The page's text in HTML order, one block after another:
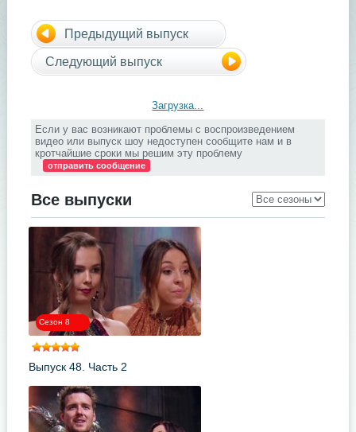
Предыдущий выпуск
Следующий выпуск
Загрузка...
Если у вас возникают проблемы с воспроизведением
видео или выпуск шоу недоступен сообщите нам и в
кротчайшие сроки мы решим эту проблему
отправить сообщение
Все выпуски
Сезон 8
Выпуск 48. Часть 2